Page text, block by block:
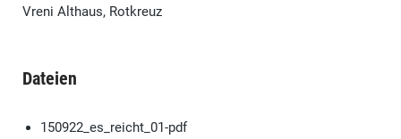
Vreni Althaus, Rotkreuz
Dateien
150922_es_reicht_01-pdf